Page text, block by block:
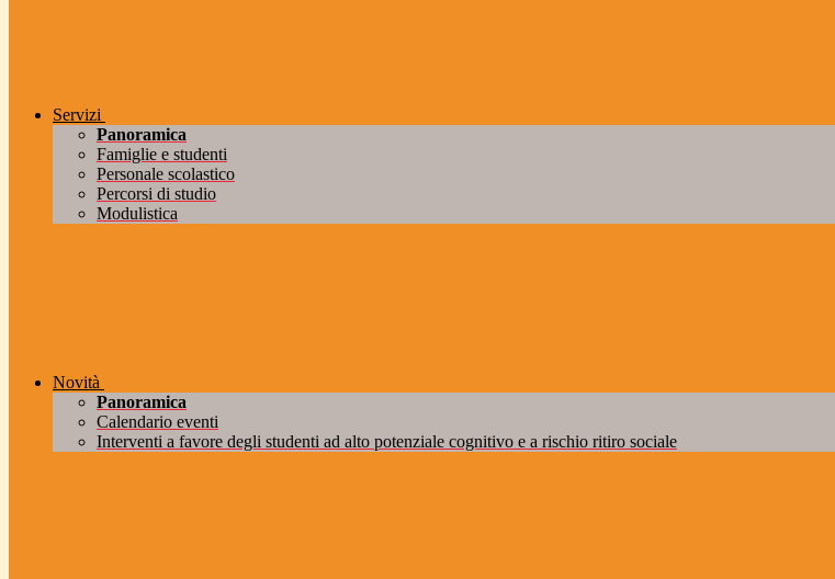
Servizi
Panoramica
Famiglie e studenti
Personale scolastico
Percorsi di studio
Modulistica
Novità
Panoramica
Calendario eventi
Interventi a favore degli studenti ad alto potenziale cognitivo e a rischio ritiro sociale